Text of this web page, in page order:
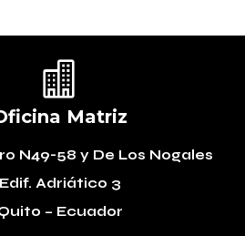

Matriz
N49-58 y De Los Nogales
Edif. Adriático 3
– Ecuador